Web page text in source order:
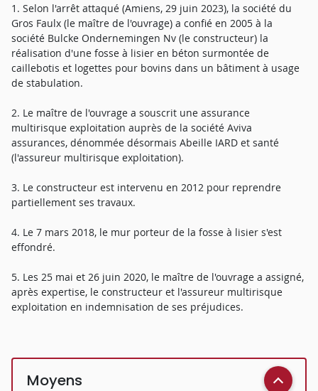
1. Selon l'arrêt attaqué (Amiens, 29 juin 2023), la société du
Gros Faulx (le maître de l'ouvrage) a confié en 2005 à la
société Bulcke Ondernemingen Nv (le constructeur) la
réalisation d'une fosse à lisier en béton surmontée de
caillebotis et logettes pour bovins dans un bâtiment à usage
de stabulation.
2. Le maître de l'ouvrage a souscrit une assurance
multirisque exploitation auprès de la société Aviva
assurances, dénommée désormais Abeille IARD et santé
(l'assureur multirisque exploitation).
3. Le constructeur est intervenu en 2012 pour reprendre
partiellement ses travaux.
4. Le 7 mars 2018, le mur porteur de la fosse à lisier s'est
effondré.
5. Les 25 mai et 26 juin 2020, le maître de l'ouvrage a assigné,
après expertise, le constructeur et l'assureur multirisque
exploitation en indemnisation de ses préjudices.
Moyens